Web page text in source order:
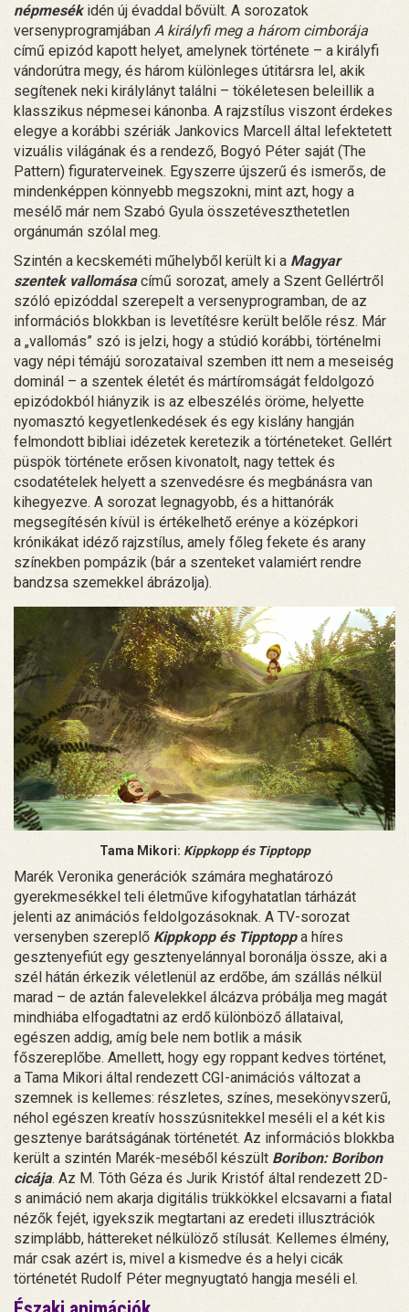
népmesékidén új évaddal bővült. A sorozatok
versenyprogramjában A királyfi meg a három cimborája
című epizód kapott helyet, amelynek története – a királyfi
vándorútra megy, és három különleges útitársra lel, akik
segítenek neki királylányt találni – tökéletesen beleillik a
klasszikus népmesei kánonba. A rajzstílus viszont érdekes
elegye a korábbi szériák Jankovics Marcell által lefektetett
vizuális világának és a rendező, Bogyó Péter saját (The
Pattern) figuraterveinek. Egyszerre újszerű és ismerős, de
mindenképpen könnyebb megszokni, mint azt, hogy a
mesélő már nem Szabó Gyula összetéveszthetetlen
orgánumán szólal meg.
Szintén a kecskeméti műhelyből került ki a Magyar
szentek vallomása című sorozat, amely a Szent Gellértről
szóló epizóddal szerepelt a versenyprogramban, de az
információs blokkban is levetítésre került belőle rész. Már
a „vallomás” szó is jelzi, hogy a stúdió korábbi, történelmi
vagy népi témájú sorozataival szemben itt nem a meseiség
dominál – a szentek életét és mártíromságát feldolgozó
epizódokból hiányzik is az elbeszélés öröme, helyette
nyomasztó kegyetlenkedések és egy kislány hangján
felmondott bibliai idézetek keretezik a történeteket. Gellért
püspök története erősen kivonatolt, nagy tettek és
csodatételek helyett a szenvedésre és megbánásra van
kihegyezve. A sorozat legnagyobb, és a hittanórák
megsegítésén kívül is értékelhető erénye a középkori
krónikákat idéző rajzstílus, amely főleg fekete és arany
színekben pompázik (bár a szenteket valamiért rendre
bandzsa szemekkel ábrázolja).
Tama Mikori: Kippkopp és Tipptopp
Marék Veronika generációk számára meghatározó
gyerekmesékkel teli életműve kifogyhatatlan tárházát
jelenti az animációs feldolgozásoknak. A TV-sorozat
versenyben szereplő Kippkopp és Tipptoppa híres
gesztenyefiút egy gesztenyelánnyal boronálja össze, aki a
szél hátán érkezik véletlenül az erdőbe, ám szállás nélkül
marad – de aztán falevelekkel álcázva próbálja meg magát
mindhiába elfogadtatni az erdő különböző állataival,
egészen addig, amíg bele nem botlik a másik
főszereplőbe. Amellett, hogy egy roppant kedves történet,
a Tama Mikori által rendezett CGI-animációs változat a
szemnek is kellemes: részletes, színes, mesekönyvszerű,
néhol egészen kreatív hosszúsnitekkel meséli el a két kis
gesztenye barátságának történetét. Az információs blokkba
került a szintén Marék-meséből készült Boribon: Boribon
cicája. Az M. Tóth Géza és Jurik Kristóf által rendezett 2D-
s animáció nem akarja digitális trükkökkel elcsavarni a fiatal
nézők fejét, igyekszik megtartani az eredeti illusztrációk
szimplább, háttereket nélkülöző stílusát. Kellemes élmény,
már csak azért is, mivel a kismedve és a helyi cicák
történetét Rudolf Péter megnyugtató hangja meséli el.